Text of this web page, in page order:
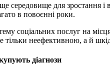
середовище для зростання
в повоєнні роки.
соціальних послуг на
тільки неефективною, а й
діагнози